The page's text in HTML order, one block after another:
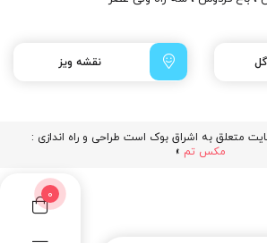
0
نقشه ویز
متعلق به اشراق بوک است طراحی و راه اندازی :
مکس تم »